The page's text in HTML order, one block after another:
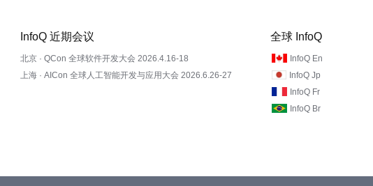
InfoQ 近期会议
北京 · QCon 全球软件开发大会 2026.4.16-18
上海 · AICon 全球人工智能开发与应用大会 2026.6.26-27
全球 InfoQ
InfoQ En
InfoQ Jp
InfoQ Fr
InfoQ Br